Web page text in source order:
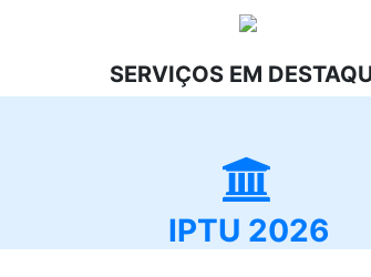
SERVIÇOS EM
IPTU 2026